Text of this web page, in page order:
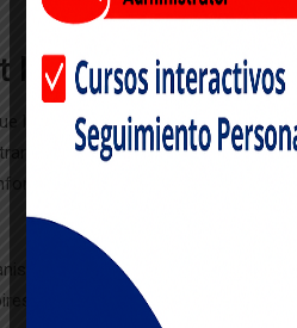
les exigences de
le UK Gambling Commission
et la sécurité des
claires sur le RTP et à
exigent également des
(RNG) fonctionnent